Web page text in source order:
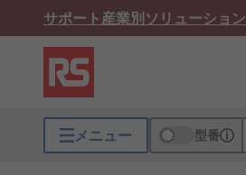
サポート産業別ソリューション
メニュー 型番